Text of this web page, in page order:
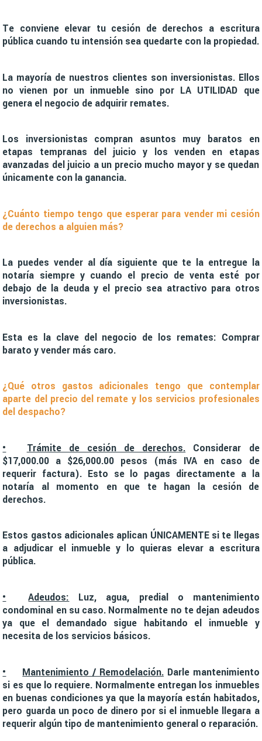
Te conviene elevar tu cesión de derechos a escritura
pública cuando tu intensión sea quedarte con la propiedad.
La mayoría de nuestros clientes son inversionistas. Ellos
no vienen por un inmueble sino por LA UTILIDAD que
genera el negocio de adquirir remates.
Los inversionistas compran asuntos muy baratos en
etapas tempranas del juicio y los venden en etapas
avanzadas del juicio a un precio mucho mayor y se quedan
únicamente con la ganancia.
¿Cuánto tiempo tengo que esperar para vender mi cesión
de derechos a alguien más?
La puedes vender al día siguiente que te la entregue la
notaría siempre y cuando el precio de venta esté por
debajo de la deuda y el precio sea atractivo para otros
inversionistas.
Esta es la clave del negocio de los remates: Comprar
barato y vender más caro.
¿Qué otros gastos adicionales tengo que contemplar
aparte del precio del remate y los servicios profesionales
del despacho?
• Trámite de cesión de derechos. Considerar de
$17,000.00 a $26,000.00 pesos (más IVA en caso de
requerir factura). Esto se lo pagas directamente a la
notaría al momento en que te hagan la cesión de
derechos.
Estos gastos adicionales aplican ÚNICAMENTE si te llegas
a adjudicar el inmueble y lo quieras elevar a escritura
pública.
• Adeudos: Luz, agua, predial o mantenimiento
condominal en su caso. Normalmente no te dejan adeudos
ya que el demandado sigue habitando el inmueble y
necesita de los servicios básicos.
• Mantenimiento / Remodelación.Darle mantenimiento
si es que lo requiere. Normalmente entregan los inmuebles
en buenas condiciones ya que la mayoría están habitados,
pero guarda un poco de dinero por si el inmueble llegara a
requerir algún tipo de mantenimiento general o reparación.